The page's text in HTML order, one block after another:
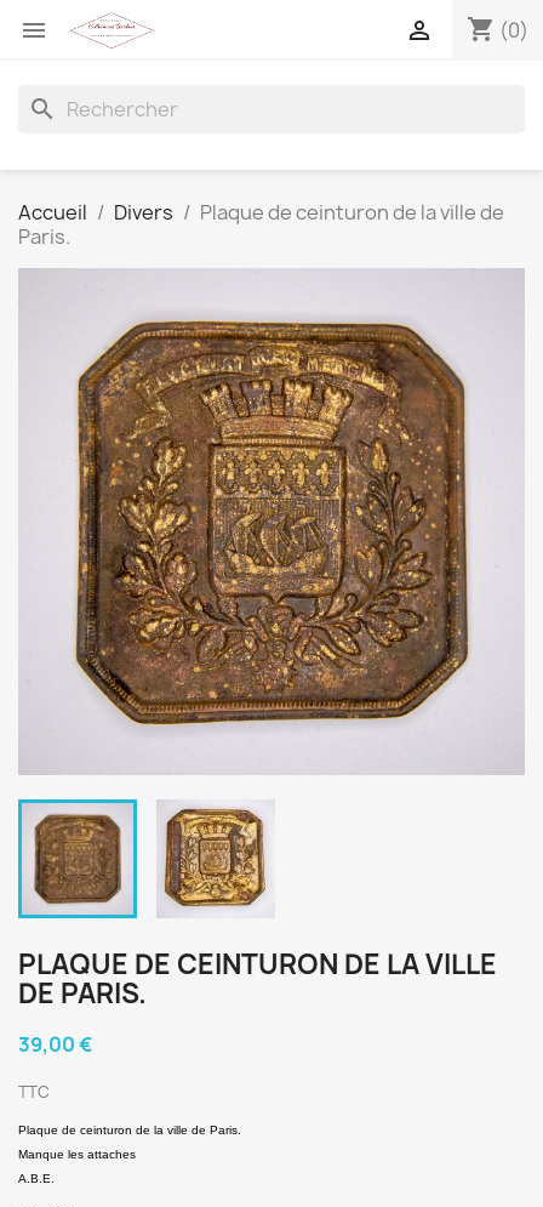
 shopping_cart (0)

search
Accueil Divers
Plaque de ceinturon de la ville de
Paris.
PLAQUE DE CEINTURON DE LA VILLE
DE PARIS.
39,00 €
TTC
Plaque de ceinturon de la ville de Paris.
Manque les attaches
A.B.E.